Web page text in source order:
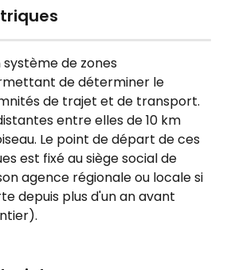
de zones
de déterminer le
de trajet et de transport.
entre elles de 10 km
Le point de départ de ces
est fixé au siège social de
agence régionale ou locale si
depuis plus d'un an avant